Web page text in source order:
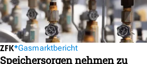
Gasmarktbericht
Speichersorgen nehmen zu